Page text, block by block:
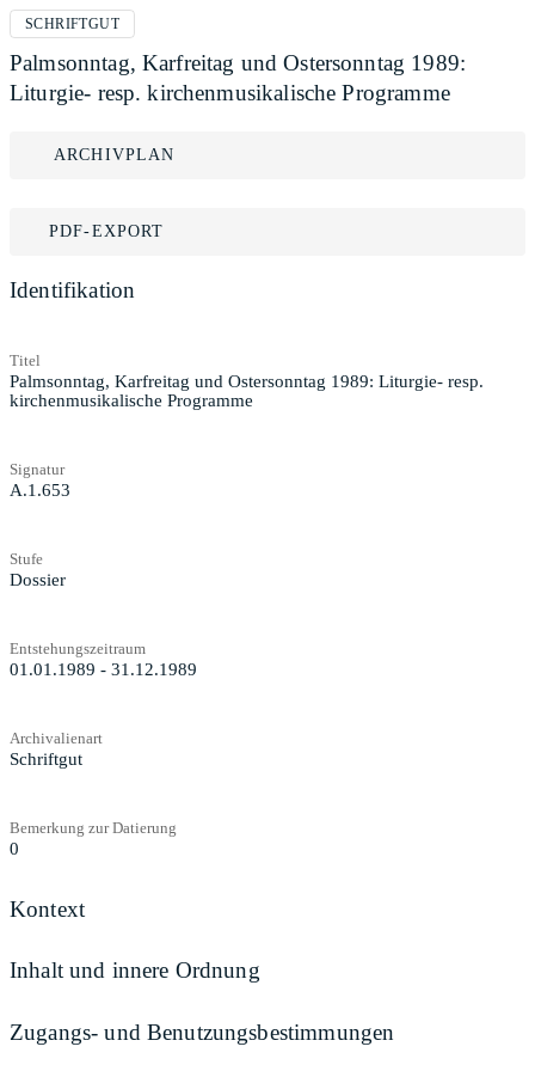
SCHRIFTGUT
Palmsonntag, Karfreitag und Ostersonntag 1989:
Liturgie- resp. kirchenmusikalische Programme
ARCHIVPLAN
PDF-EXPORT
Identifikation
Titel
Palmsonntag, Karfreitag und Ostersonntag 1989: Liturgie- resp.
kirchenmusikalische Programme
Signatur
A.1.653
Stufe
Dossier
Entstehungszeitraum
01.01.1989 - 31.12.1989
Archivalienart
Schriftgut
Bemerkung zur Datierung
0
Kontext
Inhalt und innere Ordnung
Zugangs- und Benutzungsbestimmungen